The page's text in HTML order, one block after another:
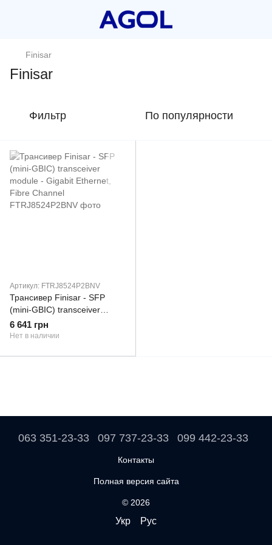
Finisar
Finisar
Фильтр По популярности
Артикул: FTRJ8524P2BNV
Трансивер Finisar - SFP
(mini-GBIC) transceiver
module - Gigabit Ethernet,
Fibre Channel
6 641 грн
Нет в наличии
063 351-23-33 097 737-23-33 099 442-23-33
Контакты
Полная версия сайта
© 2026
Укр Рус